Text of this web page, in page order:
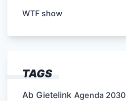
WTF show
TAGS
Ab Gietelink Agenda 2030